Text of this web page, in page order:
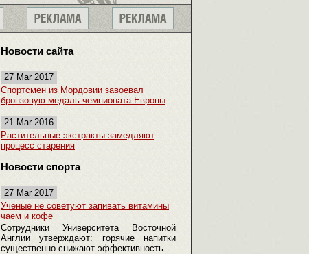
Новости сайта
27 Mar 2017
Спортсмен из Мордовии завоевал
бронзовую медаль чемпионата Европы
21 Mar 2016
Растительные экстракты замедляют
процесс старения
Новости спорта
27 Mar 2017
Ученые не советуют запивать витамины
чаем и кофе
Сотрудники Университета Восточной
Англии утверждают: горячие напитки
существенно снижают эффективность...